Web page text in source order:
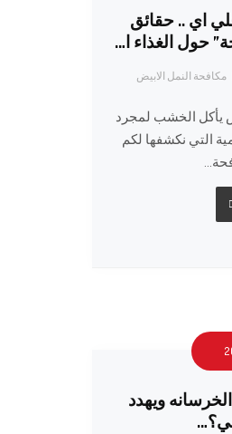
اي .. حقائق
حول الغذاء ا…
مكافحة النمل الابيض
يأكل الخشب لمجرد
التي نكشفها لكم
ويهدد